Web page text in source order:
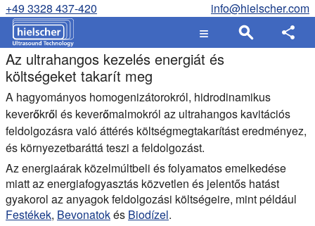
+49 3328 437-420 info@hielscher.com
Az ultrahangos kezelés energiát és
költségeket takarít meg
A hagyományos homogenizátorokról, hidrodinamikus
keverőkről és keverőmalmokról az ultrahangos kavitációs
feldolgozásra való áttérés költségmegtakarítást eredményez,
és környezetbaráttá teszi a feldolgozást.
Az energiaárak közelmúltbeli és folyamatos emelkedése
miatt az energiafogyasztás közvetlen és jelentős hatást
gyakorol az anyagok feldolgozási költségeire, mint például
Festékek, Bevonatokés Biodízel.